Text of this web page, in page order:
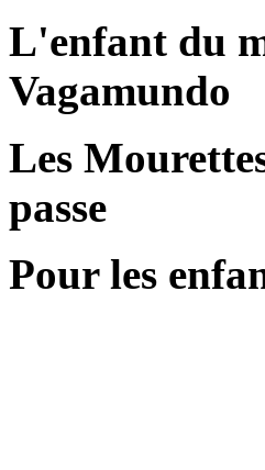
L'enfant du
Vagamundo
Les
passe
Pour les